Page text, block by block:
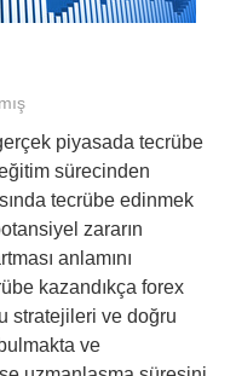
piyasada tecrübe
sürecinden
tecrübe edinmek
zararın
anlamını
kazandıkça forex
stratejileri ve doğru
ve